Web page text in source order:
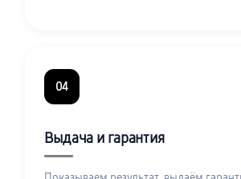
04
Выдача и гарантия